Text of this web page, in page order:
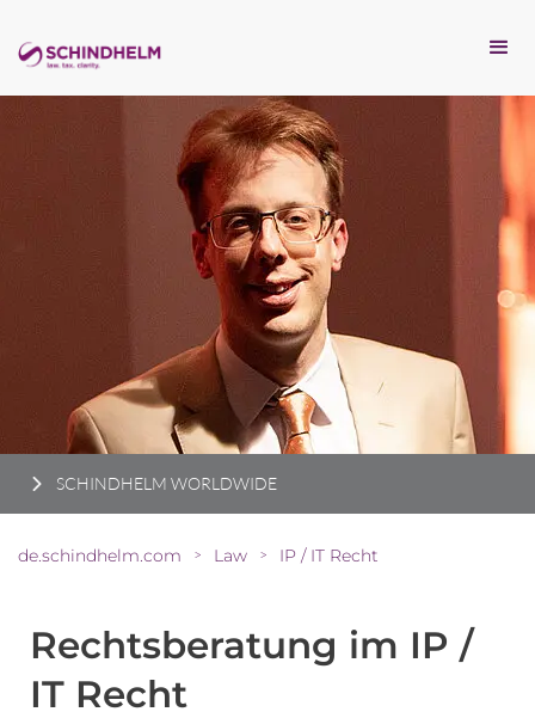
SCHINDHELM WORLDWIDE
de.schindhelm.com > Law > IP / IT Recht
Rechtsberatung im IP /
IT Recht